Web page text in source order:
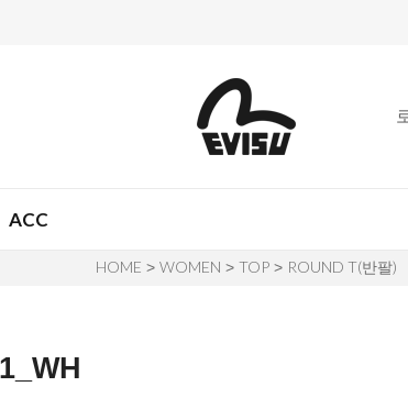
ACC
HOME > WOMEN > TOP > ROUND T(반팔)